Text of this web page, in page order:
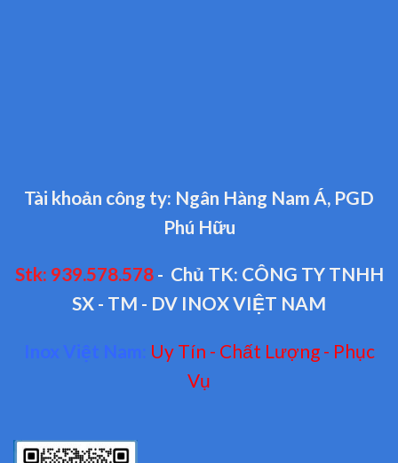
Tài khoản công ty: Ngân Hàng Nam Á, PGD
Phú Hữu
Stk: 939.578.578- Chủ TK: CÔNG TY TNHH
SX - TM - DV INOX VIỆT NAM
Inox Việt Nam: Uy Tín - Chất Lượng - Phục
Vụ